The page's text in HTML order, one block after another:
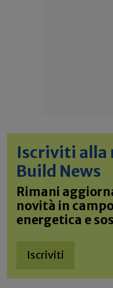
Iscriviti alla
Build News
Rimani
novità in
energetica e
Iscriviti